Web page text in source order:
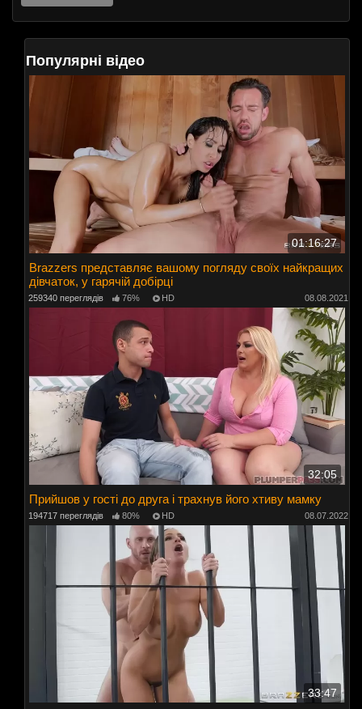
Популярні відео
01:16:27
Brazzers представляє вашому погляду своїх найкращих
дівчаток, у гарячій добірці
259340 переглядів 76% HD 08.08.2021
32:05
Прийшов у гості до друга і трахнув його хтиву мамку
194717 переглядів 80% HD 08.07.2022
33:47